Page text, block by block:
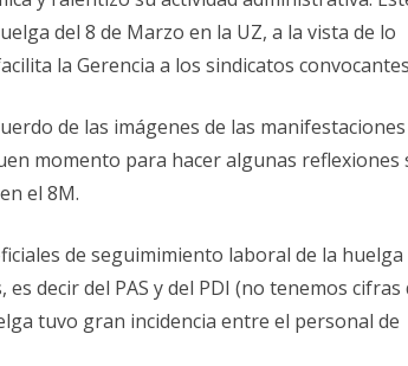
MUJERES DE LA INTERSINDICAL
CALENDARIO
AFILIACIÓN
la
Huelga
8
M
en
del 8 de Marzo en la UZ, a la vista de lo
la Gerencia a los sindicatos
de las imágenes de las
momento para hacer algunas reflexiones
el 8M.
de seguimimiento laboral de la
decir del PAS y del PDI (no tenemos cifras
tuvo gran incidencia entre el personal de